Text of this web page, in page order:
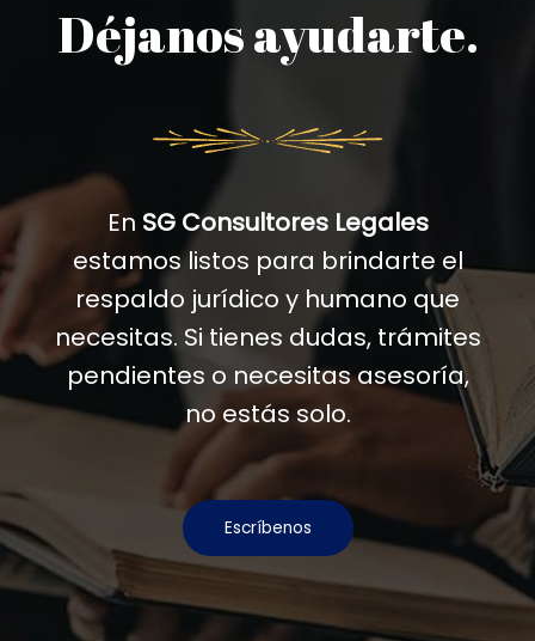
Déjanos ayudarte.
En SG Consultores Legales
estamos listos para brindarte el
respaldo jurídico y humano que
necesitas. Si tienes dudas, trámites
pendientes o necesitas asesoría,
no estás solo.
Escríbenos